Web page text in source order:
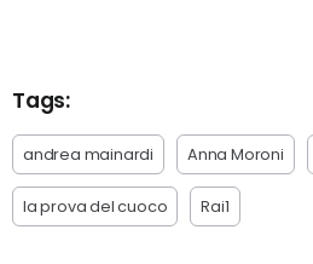
Tags:
andrea mainardi Anna Moroni
la prova del cuoco Rai1